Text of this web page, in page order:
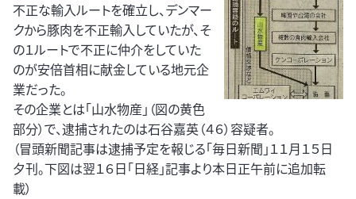
不正な輸入ルートを確立し、デンマー
クから豚肉を不正輸入していたが、そ
の１ルートで不正に仲介をしていた
のが安倍首相に献金している地元企
業だった。
その企業とは「山水物産」（図の黄色
部分）で、逮捕されたのは石谷嘉英（４６）容疑者。
（冒頭新聞記事は逮捕予定を報じる「毎日新聞」１１月１５日
夕刊。下図は翌１６日「日経」記事より本日正午前に追加転
載）